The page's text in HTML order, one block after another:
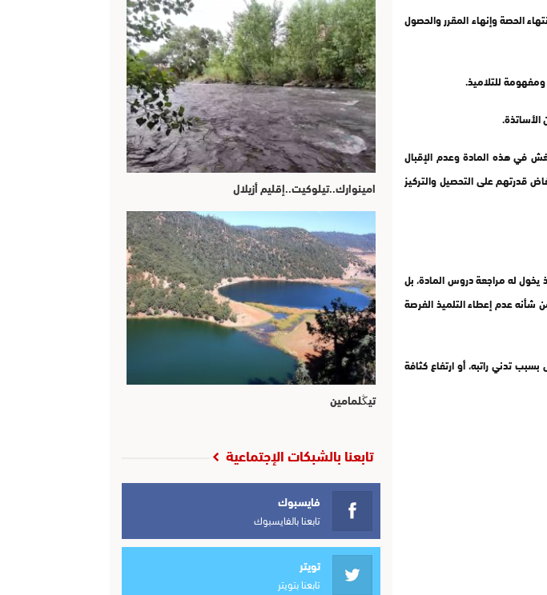
الحصة وإنهاء المقرر والحصول
في هذه المادة وعدم الإقبال
قدرتهم على التحصيل والتركيز
له مراجعة دروس المادة، بل
شأنه عدم إعطاء التلميذ الفرصة
تدني راتبه، أو ارتفاع كثافة
امينوارك..تيلوكيت..إقليم أزيلال
تيڭلمامين
تابعنا بالشبكات الإجتماعية
فايسبوك
تابعنا بالفايسبوك
تويتر
تابعنا بتويتر